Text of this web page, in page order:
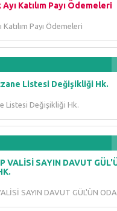
Ayı Katılım Payı Ödemeleri
Katılım Payı Ödemeleri
Listesi Değişikliği Hk.
Listesi Değişikliği Hk.
VALİSİ SAYIN DAVUT
SAYIN DAVUT GÜL'ÜN